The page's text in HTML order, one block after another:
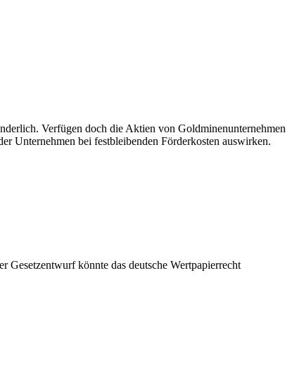
Verfügen doch die Aktien von Goldminenunternehmen
Unternehmen bei festbleibenden Förderkosten auswirken.
Gesetzentwurf könnte das deutsche Wertpapierrecht